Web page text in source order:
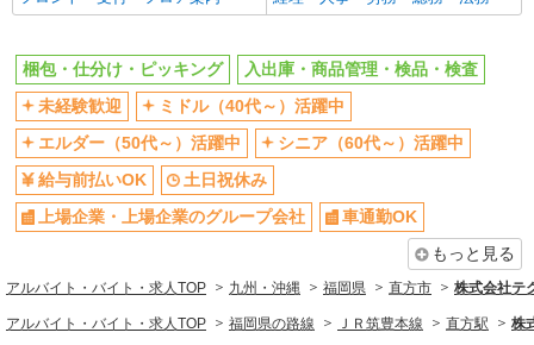
梱包・仕分け・ピッキング
入出庫・商品管理・検品・検査
未経験歓迎
ミドル（40代～）活躍中
エルダー（50代～）活躍中
シニア（60代～）活躍中
給与前払いOK
土日祝休み
上場企業・上場企業のグループ会社
車通勤OK
もっと見る
アルバイト・バイト・求人TOP 九州・沖縄 福岡県 直方市 株式会社テ
アルバイト・バイト・求人TOP 福岡県の路線 ＪＲ筑豊本線 直方駅 株